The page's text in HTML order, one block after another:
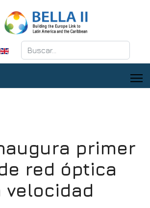
Buscar
primer
red óptica
velocidad